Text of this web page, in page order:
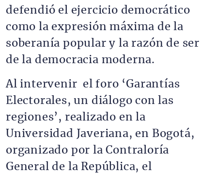
defendió el ejercicio democrático
como la expresión máxima de la
soberanía popular y la razón de ser
de la democracia moderna.
Al intervenir el foro ‘Garantías
Electorales, un diálogo con las
regiones’, realizado en la
Universidad Javeriana, en Bogotá,
organizado por la Contraloría
General de la República, el